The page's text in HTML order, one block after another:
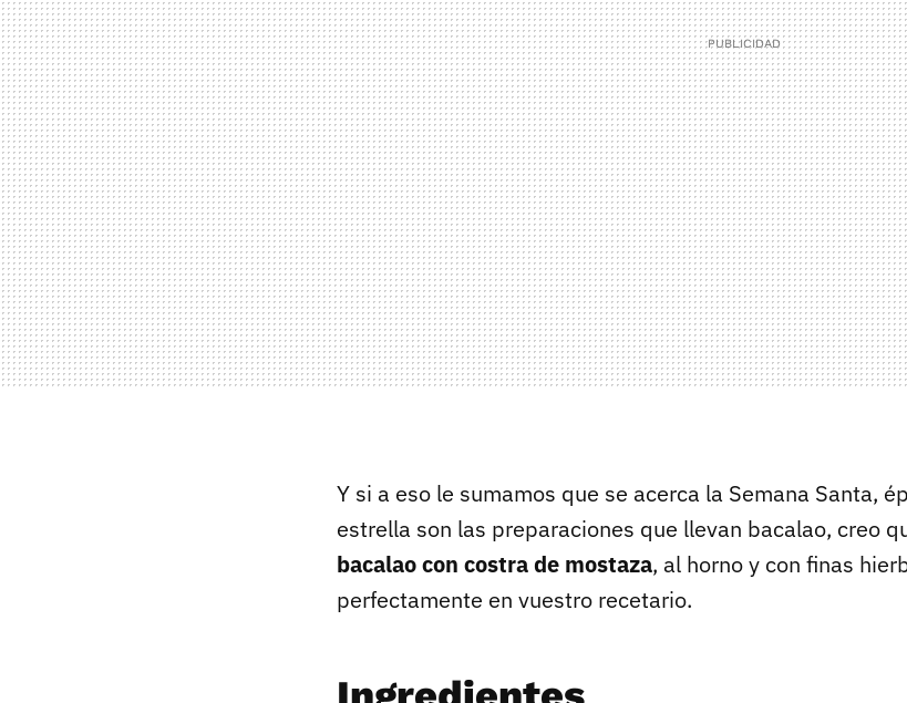
Y si a eso le sumamos que se acerca la Semana Santa,
estrella son las preparaciones que llevan bacalao, creo
bacalao con costra de mostaza, al horno y con finas
perfectamente en vuestro recetario.